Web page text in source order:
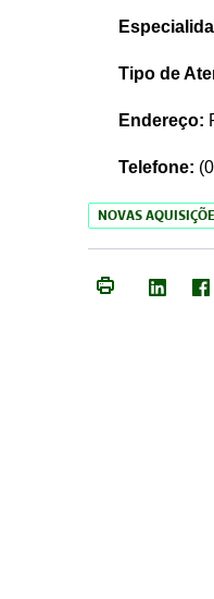
Tipo de
Endereço:
Telefone:
NOVAS